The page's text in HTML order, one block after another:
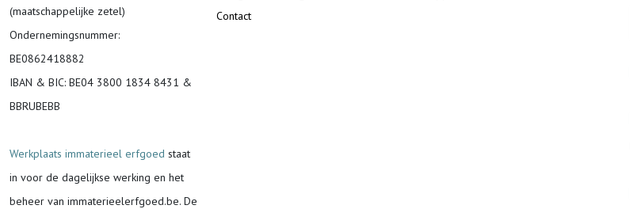
(maatschappelijke zetel)
Ondernemingsnummer:
BE0862418882
IBAN & BIC: BE04 3800 1834 8431 &
BBRUBEBB
Werkplaats immaterieel erfgoed staat
in voor de dagelijkse werking en het
beheer van immaterieelerfgoed.be. De
Contact